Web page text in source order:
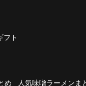
フト
め
人気味噌ラーメンま